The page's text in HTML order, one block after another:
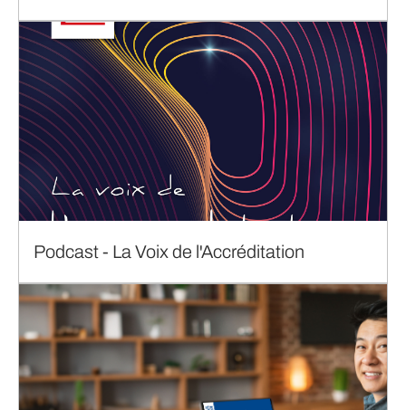
Podcast - La Voix de l'Accréditation